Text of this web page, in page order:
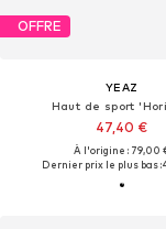
OFFRE
YEAZ
Haut de sport
47,40 €
À l'origine : 79,00
Dernier prix le plus bas :